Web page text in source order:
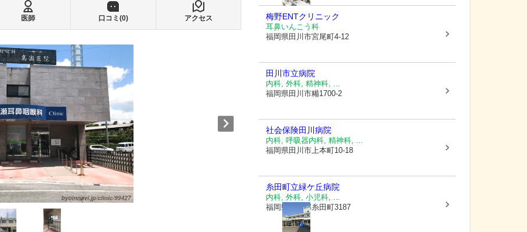
医師 口コミ(0) アクセス
梅野ENTクリニック
耳鼻いんこう科
福岡県田川市宮尾町4-12
田川市立病院
内科, 外科, 精神科, ...
福岡県田川市糒1700-2
社会保険田川病院
内科, 呼吸器内科, 精神科, ...
福岡県田川市上本町10-18
糸田町立緑ケ丘病院
内科, 外科, 小児科, ...
福岡県田川郡糸田町3187